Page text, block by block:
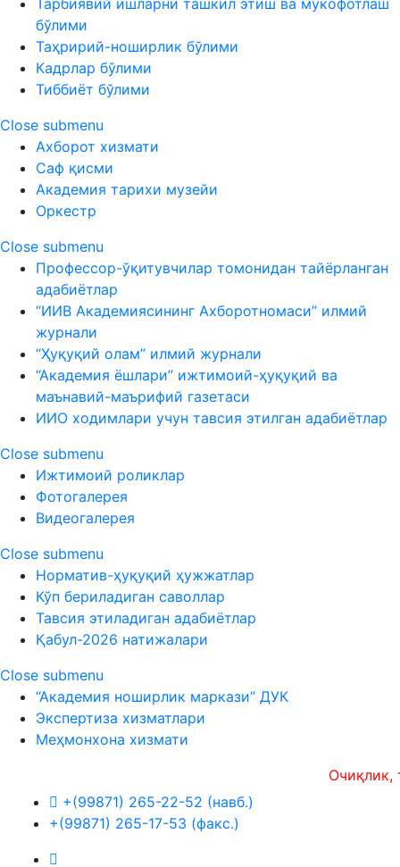
Тарбиявий ишларни ташкил этиш ва мукофотлаш
бўлими
Таҳририй-ноширлик бўлими
Кадрлар бўлими
Тиббиёт бўлими
Close submenu
Ахборот хизмати
Саф қисми
Академия тарихи музейи
Оркестр
Close submenu
Профессор-ўқитувчилар томонидан тайёрланган
адабиётлар
“ИИВ Академиясининг Ахборотномаси” илмий
журнали
“Ҳуқуқий олам” илмий журнали
“Академия ёшлари” ижтимоий-ҳуқуқий ва
маънавий-маърифий газетаси
ИИО ходимлари учун тавсия этилган адабиётлар
Close submenu
Ижтимоий роликлар
Фотогалерея
Видеогалерея
Close submenu
Норматив-ҳуқуқий ҳужжатлар
Кўп бериладиган саволлар
Тавсия этиладиган адабиётлар
Қабул-2026 натижалари
Close submenu
“Академия ноширлик маркази” ДУК
Экспертиза хизматлари
Меҳмонхона хизмати
Очиқлик,
+(99871) 265-22-52 (навб.)
+(99871) 265-17-53 (факс.)